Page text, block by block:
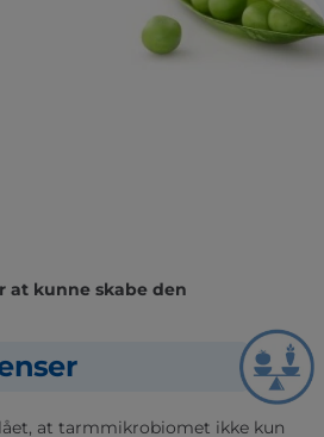
at kunne skabe den
at tarmmikrobiomet ikke kun